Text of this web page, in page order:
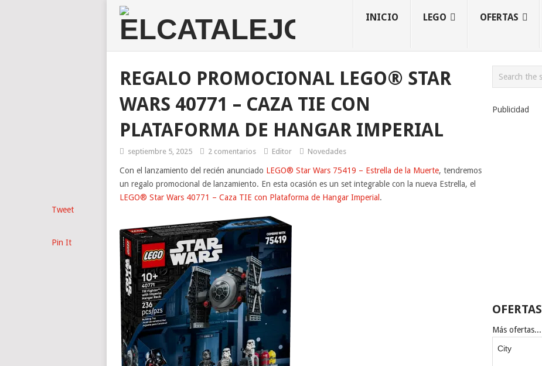
INICIO LEGO OFERTAS
REGALO PROMOCIONAL LEGO® STAR
WARS 40771 – CAZA TIE CON
PLATAFORMA DE HANGAR IMPERIAL
septiembre 5, 2025 2 comentarios Editor Novedades
Con el lanzamiento del recién anunciado LEGO® Star Wars 75419 – Estrella de la Muerte, tendremos
un regalo promocional de lanzamiento. En esta ocasión es un set integrable con la nueva Estrella, el
LEGO® Star Wars 40771 – Caza TIE con Plataforma de Hangar Imperial .
Tweet
Pin It
Publicidad
OFERTAS
Más ofertas...
City